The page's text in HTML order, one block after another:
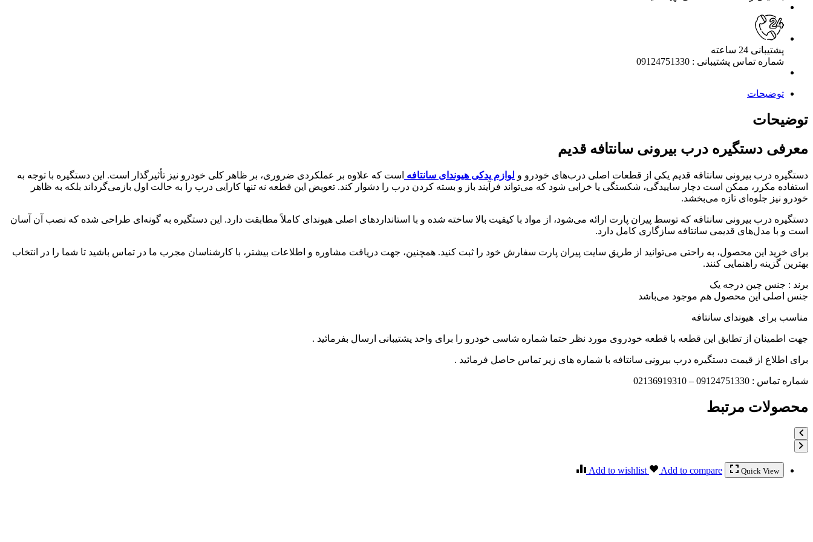
پشتیبانی 24 ساعته
شماره تماس پشتیبانی : 09124751330
توضیحات
توضیحات
معرفی دستگیره درب بیرونی سانتافه قدیم
دستگیره درب بیرونی سانتافه قدیم یکی از قطعات اصلی درب‌های خودرو و لوازم یدکی هیوندای سانتافه است که علاوه بر عملکردی ضروری، بر ظاهر کلی خودرو نیز تأثیرگذار است. این دستگیره با توجه به
استفاده مکرر، ممکن است دچار ساییدگی، شکستگی یا خرابی شود که می‌تواند فرآیند باز و بسته کردن درب را دشوار کند. تعویض این قطعه نه تنها کارایی درب را به حالت اول بازمی‌گرداند بلکه به ظاهر
خودرو نیز جلوه‌ای تازه می‌بخشد.
دستگیره درب بیرونی سانتافه که توسط پیران پارت ارائه می‌شود، از مواد با کیفیت بالا ساخته شده و با استانداردهای اصلی هیوندای کاملاً مطابقت دارد. این دستگیره به گونه‌ای طراحی شده که نصب آن آسان
است و با مدل‌های قدیمی سانتافه سازگاری کامل دارد.
برای خرید این محصول، به راحتی می‌توانید از طریق سایت پیران پارت سفارش خود را ثبت کنید. همچنین، جهت دریافت مشاوره و اطلاعات بیشتر، با کارشناسان مجرب ما در تماس باشید تا شما را در انتخاب
بهترین گزینه راهنمایی کنند.
برند : جنس چین درجه یک
جنس اصلی این محصول هم موجود می‌باشد
مناسب برای هیوندای سانتافه
جهت اطمینان از تطابق این قطعه با قطعه خودروی مورد نظر حتما شماره شاسی خودرو را برای واحد پشتیبانی ارسال بفرمائید .
برای اطلاع از قیمت دستگیره درب بیرونی سانتافه با شماره های زیر تماس حاصل فرمائید .
شماره تماس : 09124751330 – 02136919310
محصولات مرتبط
Quick View
Add to wishlist Add to compare